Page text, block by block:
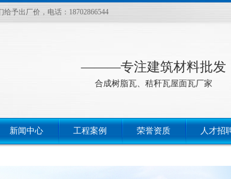
予出厂价，电话：18702866544
———专注建筑材料批发
合成树脂瓦、秸秆瓦屋面瓦厂家
新闻中心 工程案例 荣誉资质 人才招